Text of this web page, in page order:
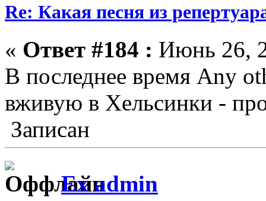
Re: Какая песня из
« Ответ #184 : Июнь 26,
В последнее время Any
вживую в Хельсинки -
Записан
Ex admin